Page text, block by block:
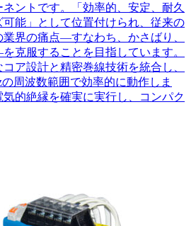
ントです。「効率的、安定、耐久
能」として位置付けられ、従来の
界の痛点—すなわち、かさばり、
克服することを目指しています。
ア設計と精密巻線技術を統合し、
の周波数範囲で効率的に動作しま
的絶縁を確実に実行し、コンパク